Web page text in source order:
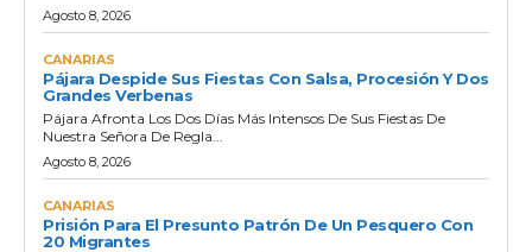
Agosto 8, 2026
CANARIAS
Pájara Despide Sus Fiestas Con Salsa, Procesión Y Dos
Grandes Verbenas
Pájara Afronta Los Dos Días Más Intensos De Sus Fiestas De
Nuestra Señora De Regla...
Agosto 8, 2026
CANARIAS
Prisión Para El Presunto Patrón De Un Pesquero Con
20 Migrantes